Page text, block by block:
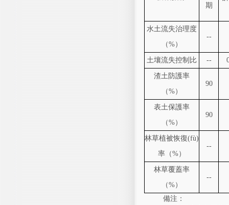
期
水土流失治理度
（%）
--
土壤流失控制比 --
渣土防護率
（%）
90
表土保護率
（%）
90
林草植被恢復(fù)
率（%）
--
林草覆蓋率
（%）
--
備注：